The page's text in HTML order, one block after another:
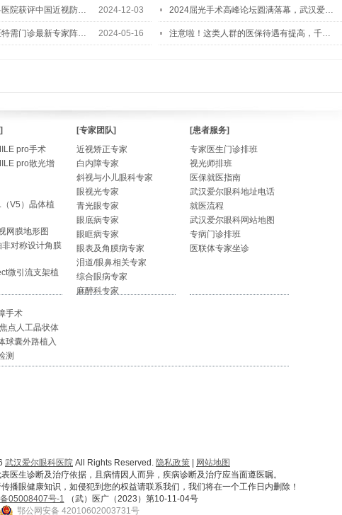
院获评中国近视防… 2024-12-03 2024屈光手术高峰论坛圆满落幕，武汉爱…
需门诊最新专家阵… 2024-05-16 注意啦！这类人群的医保待遇有提高，千…
pro手术
pro散光增
V5）晶体植
网膜地形图
对称设计角膜
微引流支架植
手术
点人工晶状体
球囊外路植入
测
[专家团队]
近视矫正专家
白内障专家
斜视与小儿眼科专家
眼视光专家
青光眼专家
眼底病专家
眼眶病专家
眼表及角膜病专家
泪道/眼鼻相关专家
综合眼病专家
麻醉科专家
[患者服务]
专家医生门诊排班
视光师排班
医保就医指南
武汉爱尔眼科地址电话
就医流程
武汉爱尔眼科网站地图
专病门诊排班
医联体专家坐诊
武汉爱尔眼科医院 All Rights Reserved. 隐私政策
网站地图
医生诊断及治疗依据，且病情因人而异，疾病诊断及治疗应当面遵医嘱。
播眼健康知识，如侵犯到您的权益请联系我们，我们将在一个工作日内删除！
05008407号-1 （武）医广（2023）第10-11-04号
鄂公网安备 42010602003731号